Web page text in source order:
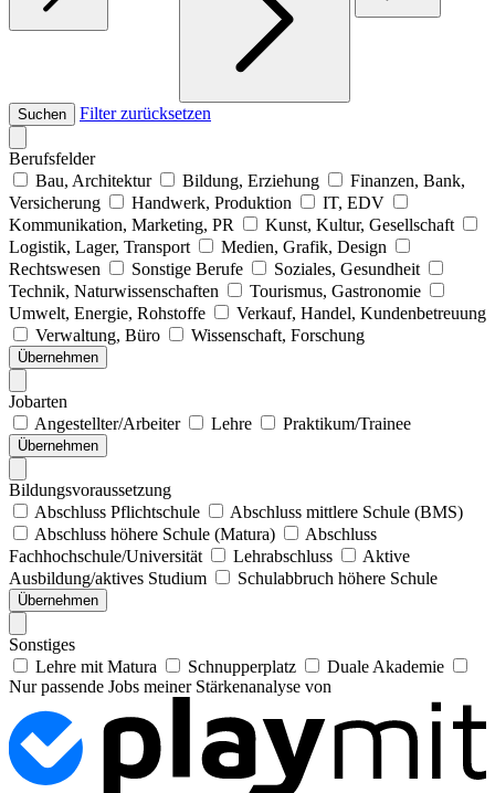
Suchen Filter zurücksetzen
Berufsfelder
Bau, Architektur
Bildung, Erziehung
Finanzen, Bank,
Versicherung
Handwerk, Produktion
IT, EDV
Kommunikation, Marketing, PR
Kunst, Kultur, Gesellschaft
Logistik, Lager, Transport
Medien, Grafik, Design
Rechtswesen
Sonstige Berufe
Soziales, Gesundheit
Technik, Naturwissenschaften
Tourismus, Gastronomie
Umwelt, Energie, Rohstoffe
Verkauf, Handel, Kundenbetreuung
Verwaltung, Büro
Wissenschaft, Forschung
Übernehmen
Jobarten
Angestellter/Arbeiter
Lehre Praktikum/Trainee
Übernehmen
Bildungsvoraussetzung
Abschluss Pflichtschule
Abschluss mittlere Schule (BMS)
Abschluss höhere Schule (Matura)
Abschluss
Fachhochschule/Universität
Lehrabschluss
Aktive
Ausbildung/aktives Studium
Schulabbruch höhere Schule
Übernehmen
Sonstiges
Lehre mit Matura
Schnupperplatz
Duale Akademie
Nur passende Jobs meiner Stärkenanalyse von